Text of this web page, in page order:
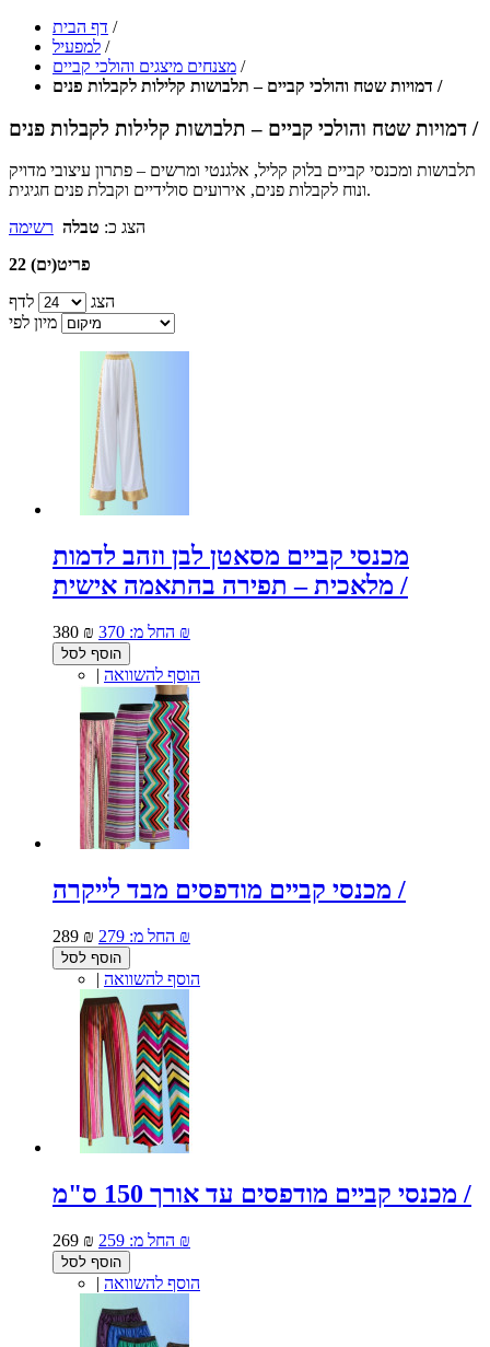
דף הבית /
למפעיל /
מצנחים מיצגים והולכי קביים /
דמויות שטח והולכי קביים – תלבושות קלילות לקבלות פנים /
דמויות שטח והולכי קביים – תלבושות קלילות לקבלות פנים /
תלבושות ומכנסי קביים בלוק קליל, אלגנטי ומרשים – פתרון עיצובי מדויק
ונוח לקבלות פנים, אירועים סולידיים וקבלת פנים חגיגית.
הצג כ: טבלה רשימה
22 פריט(ים)
הצג
לדף
מיון לפי
מכנסי קביים מסאטן לבן וזהב לדמות
מלאכית – תפירה בהתאמה אישית /
380 ₪ החל מ: 370 ₪
הוסף לסל
| הוסף להשוואה
מכנסי קביים מודפסים מבד לייקרה /
289 ₪ החל מ: 279 ₪
הוסף לסל
| הוסף להשוואה
מכנסי קביים מודפסים עד אורך 150 ס"מ /
269 ₪ החל מ: 259 ₪
הוסף לסל
| הוסף להשוואה